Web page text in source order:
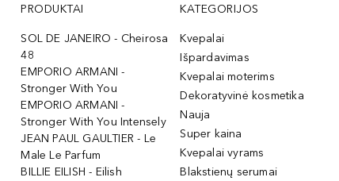
PRODUKTAI
SOL DE JANEIRO - Cheirosa
48
EMPORIO ARMANI -
Stronger With You
EMPORIO ARMANI -
Stronger With You Intensely
JEAN PAUL GAULTIER - Le
Male Le Parfum
BILLIE EILISH - Eilish
KATEGORIJOS
Kvepalai
Išpardavimas
Kvepalai moterims
Dekoratyvinė kosmetika
Nauja
Super kaina
Kvepalai vyrams
Blakstienų serumai